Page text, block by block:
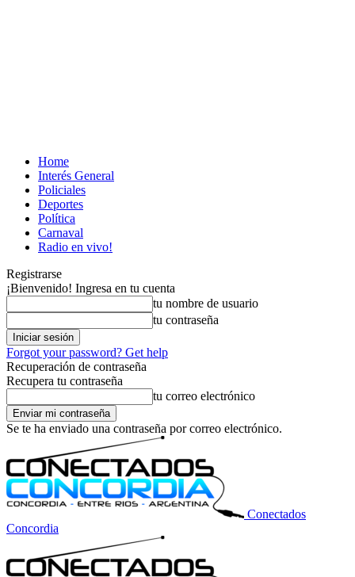
Home
Interés General
Policiales
Deportes
Política
Carnaval
Radio en vivo!
Registrarse
¡Bienvenido! Ingresa en tu cuenta
tu nombre de usuario
tu contraseña
Forgot your password? Get help
Recuperación de contraseña
Recupera tu contraseña
tu correo electrónico
Se te ha enviado una contraseña por correo electrónico.
Conectados
Concordia